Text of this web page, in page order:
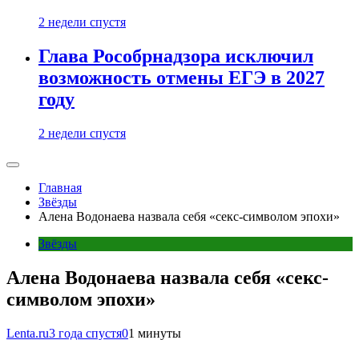
2 недели спустя
Глава Рособрнадзора исключил
возможность отмены ЕГЭ в 2027
году
2 недели спустя
Главная
Звёзды
Алена Водонаева назвала себя «секс-символом эпохи»
Звёзды
Алена Водонаева назвала себя «секс-
символом эпохи»
Lenta.ru3 года спустя01 минуты